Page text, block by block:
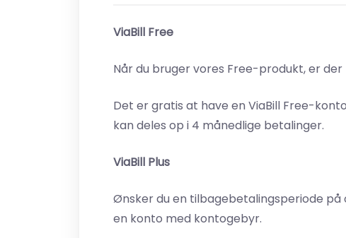
ViaBill Free
Når du bruger vores Free-produkt, er
Det er gratis at have en ViaBill Free-
kan deles op i 4 månedlige betalinger.
ViaBill Plus
Ønsker du en tilbagebetalingsperiode
en konto med kontogebyr.